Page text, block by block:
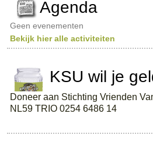
c
h
Agenda
Geen evenementen
Bekijk hier alle activiteiten
KSU wil je
Doneer aan Stichting Vrienden
NL59 TRIO 0254 6486 14